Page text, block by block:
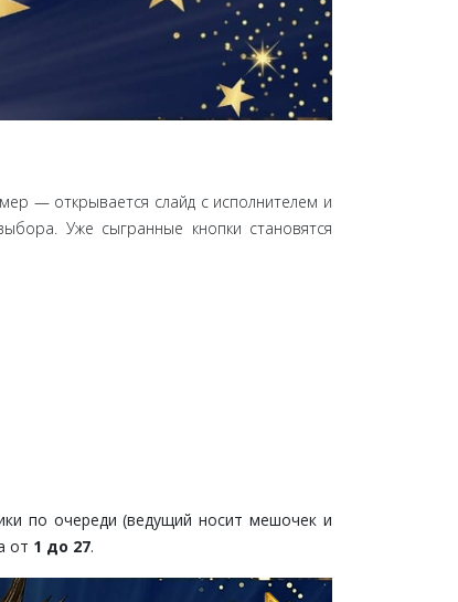
— открывается слайд с исполнителем и
Уже сыгранные кнопки становятся
по очереди (ведущий носит мешочек и
от 1 до 27.